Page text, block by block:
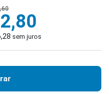
sem juros